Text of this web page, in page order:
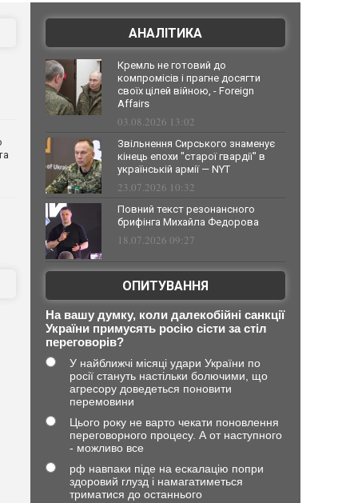
АНАЛІТИКА
Кремль не готовий до
компромісів і прагне досягти
своїх цілей війною, - Foreign
Affairs
03.08.2026 13:02
Звільнення Сирського знаменує
кінець епохи "старої гвардії" в
українській армії — NYT
23.07.2026 10:32
Повний текст резонансного
брифінга Михайла Федорова
18.07.2026 09:27
ОПИТУВАННЯ
На вашу думку, коли далекобійні санкції
України примусять росію сісти за стіл
переговорів?
У найближчі місяці удари України по
росії стануть настільки болючими, що
агресору доведеться поновити
перемовини
Цього року не варто чекати поновлення
переговорного процесу. А от наступного
- можливо все
рф навпаки піде на ескалацію попри
здоровий глузд і намагатиметься
триматися до останнього